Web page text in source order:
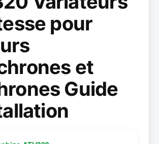
pour
et
Guide